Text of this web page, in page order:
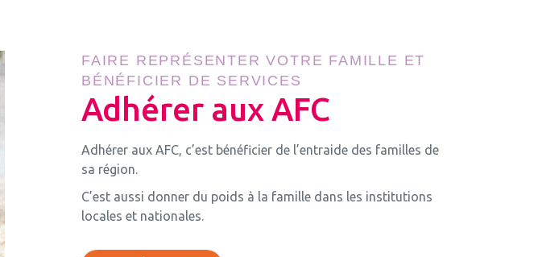
FAIRE REPRÉSENTER VOTRE FAMILLE ET
BÉNÉFICIER DE SERVICES
Adhérer aux AFC
Adhérer aux AFC, c’est bénéficier de l’entraide des familles de
sa région.
C’est aussi donner du poids à la famille dans les institutions
locales et nationales.